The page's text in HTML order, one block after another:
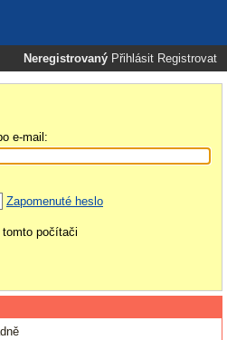
Neregistrovaný Přihlásit Registrovat
e-mail:
Zapomenuté heslo
počítači